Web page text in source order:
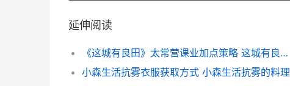
延伸阅读
《这城有良田》太常营课业加点策略 这城有良田最佳五人配置
小森生活抗雾衣服获取方式 小森生活抗雾的料理